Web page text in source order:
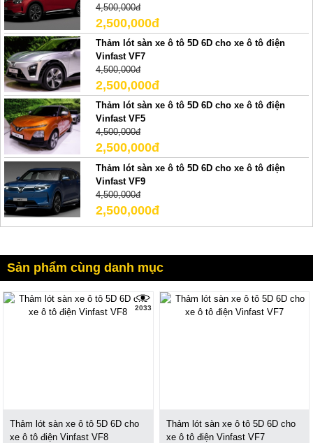
4,500,000đ
2,500,000đ
Thảm lót sàn xe ô tô 5D 6D cho xe ô tô điện
Vinfast VF7
4,500,000đ
2,500,000đ
Thảm lót sàn xe ô tô 5D 6D cho xe ô tô điện
Vinfast VF5
4,500,000đ
2,500,000đ
Thảm lót sàn xe ô tô 5D 6D cho xe ô tô điện
Vinfast VF9
4,500,000đ
2,500,000đ
Sản phẩm cùng danh mục
2033
Thảm lót sàn xe ô tô 5D 6D cho
xe ô tô điện Vinfast VF8
Thảm lót sàn xe ô tô 5D 6D cho
xe ô tô điện Vinfast VF7